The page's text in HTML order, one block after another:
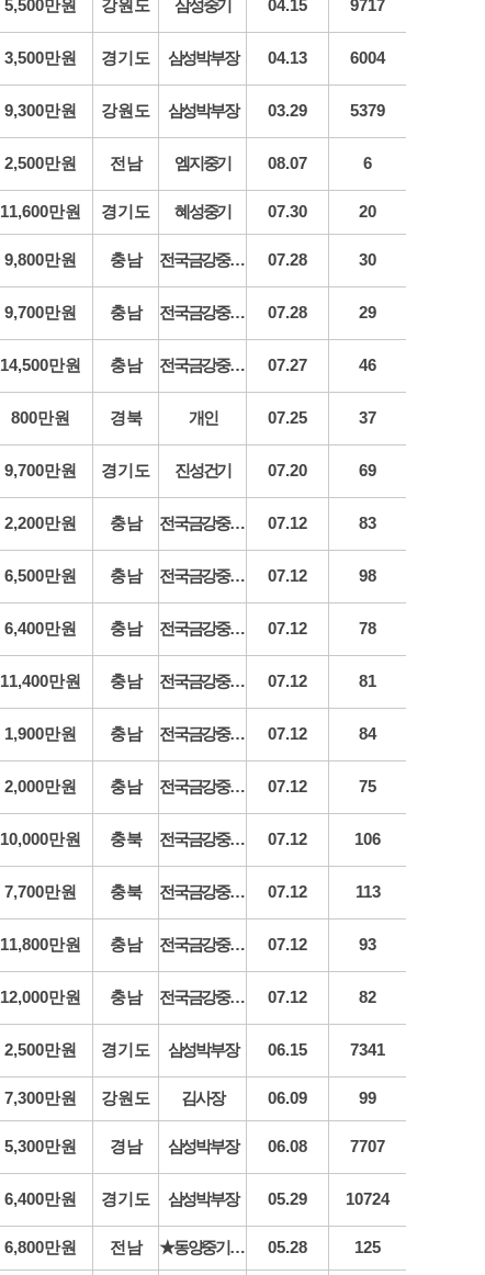
5,500만원 강원도 삼성중기 04.15 9717
3,500만원 경기도 삼성박부장 04.13 6004
9,300만원 강원도 삼성박부장 03.29 5379
2,500만원 전남 엠지중기 08.07 6
11,600만원 경기도 혜성중기 07.30 20
9,800만원 충남 전국금강중장비 07.28 30
9,700만원 충남 전국금강중장비 07.28 29
14,500만원 충남 전국금강중장비 07.27 46
800만원 경북 개인 07.25 37
9,700만원 경기도 진성건기 07.20 69
2,200만원 충남 전국금강중장비 07.12 83
6,500만원 충남 전국금강중장비 07.12 98
6,400만원 충남 전국금강중장비 07.12 78
11,400만원 충남 전국금강중장비 07.12 81
1,900만원 충남 전국금강중장비 07.12 84
2,000만원 충남 전국금강중장비 07.12 75
10,000만원 충북 전국금강중장비 07.12 106
7,700만원 충북 전국금강중장비 07.12 113
11,800만원 충남 전국금강중장비 07.12 93
12,000만원 충남 전국금강중장비 07.12 82
2,500만원 경기도 삼성박부장 06.15 7341
7,300만원 강원도 김사장 06.09 99
5,300만원 경남 삼성박부장 06.08 7707
6,400만원 경기도 삼성박부장 05.29 10724
6,800만원 전남 ★동양중기매매 05.28 125